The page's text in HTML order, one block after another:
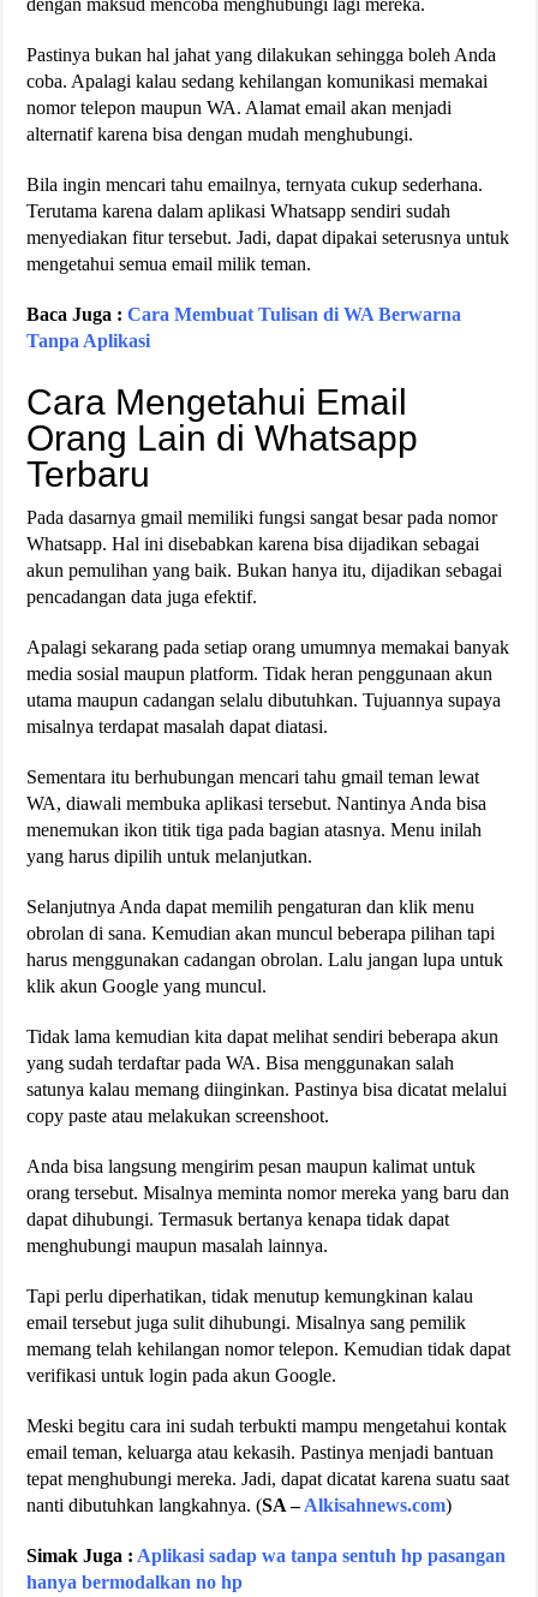
Pastinya bukan hal jahat yang dilakukan sehingga boleh Anda
coba. Apalagi kalau sedang kehilangan komunikasi memakai
nomor telepon maupun WA. Alamat email akan menjadi
alternatif karena bisa dengan mudah menghubungi.
Bila ingin mencari tahu emailnya, ternyata cukup sederhana.
Terutama karena dalam aplikasi Whatsapp sendiri sudah
menyediakan fitur tersebut. Jadi, dapat dipakai seterusnya untuk
mengetahui semua email milik teman.
Baca Juga :Cara Membuat Tulisan di WA Berwarna
Tanpa Aplikasi
Cara Mengetahui Email
Orang Lain di Whatsapp
Terbaru
Pada dasarnya gmail memiliki fungsi sangat besar pada nomor
Whatsapp. Hal ini disebabkan karena bisa dijadikan sebagai
akun pemulihan yang baik. Bukan hanya itu, dijadikan sebagai
pencadangan data juga efektif.
Apalagi sekarang pada setiap orang umumnya memakai banyak
media sosial maupun platform. Tidak heran penggunaan akun
utama maupun cadangan selalu dibutuhkan. Tujuannya supaya
misalnya terdapat masalah dapat diatasi.
Sementara itu berhubungan mencari tahu gmail teman lewat
WA, diawali membuka aplikasi tersebut. Nantinya Anda bisa
menemukan ikon titik tiga pada bagian atasnya. Menu inilah
yang harus dipilih untuk melanjutkan.
Selanjutnya Anda dapat memilih pengaturan dan klik menu
obrolan di sana. Kemudian akan muncul beberapa pilihan tapi
harus menggunakan cadangan obrolan. Lalu jangan lupa untuk
klik akun Google yang muncul.
Tidak lama kemudian kita dapat melihat sendiri beberapa akun
yang sudah terdaftar pada WA. Bisa menggunakan salah
satunya kalau memang diinginkan. Pastinya bisa dicatat melalui
copy paste atau melakukan screenshoot.
Anda bisa langsung mengirim pesan maupun kalimat untuk
orang tersebut. Misalnya meminta nomor mereka yang baru dan
dapat dihubungi. Termasuk bertanya kenapa tidak dapat
menghubungi maupun masalah lainnya.
Tapi perlu diperhatikan, tidak menutup kemungkinan kalau
email tersebut juga sulit dihubungi. Misalnya sang pemilik
memang telah kehilangan nomor telepon. Kemudian tidak dapat
verifikasi untuk login pada akun Google.
Meski begitu cara ini sudah terbukti mampu mengetahui kontak
email teman, keluarga atau kekasih. Pastinya menjadi bantuan
tepat menghubungi mereka. Jadi, dapat dicatat karena suatu saat
nanti dibutuhkan langkahnya. (SA –Alkisahnews.com)
Simak Juga : Aplikasi sadap wa tanpa sentuh hp pasangan
hanya bermodalkan no hp